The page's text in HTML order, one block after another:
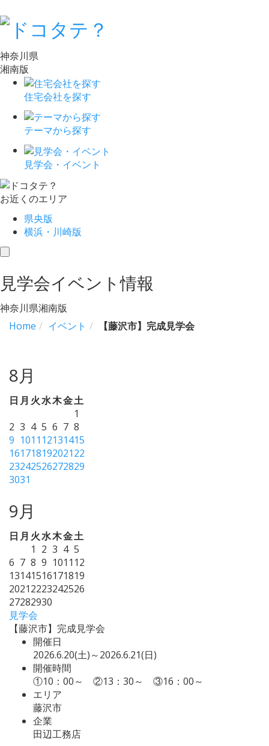
神奈川県
湘南版
住宅会社を探す
テーマから探す
見学会・イベント
お近くのエリア
県央版
横浜・川崎版
toggle
見学会イベント情報
神奈川県湘南版
Home
イベント 【藤沢市】完成見学会
8月
日 月 火水木金土
1
2 3 4 5 6 7 8
9 1011 12131415
16171819202122
23242526272829
3031
9月
日 月 火水木金土
1 2 3 4 5
6 7 8 9 1011 12
13141516171819
20212223242526
27282930
見学会
【藤沢市】完成見学会
開催日
2026.6.20(土)～2026.6.21(日)
開催時間
①10：00～ ②13：30～ ③16：00～
エリア
藤沢市
企業
田辺工務店